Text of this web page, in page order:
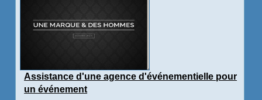
Assistance d'une agence d'événementielle pour
un événement